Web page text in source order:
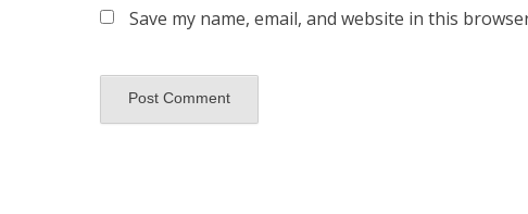
Save my name, email, and website in this